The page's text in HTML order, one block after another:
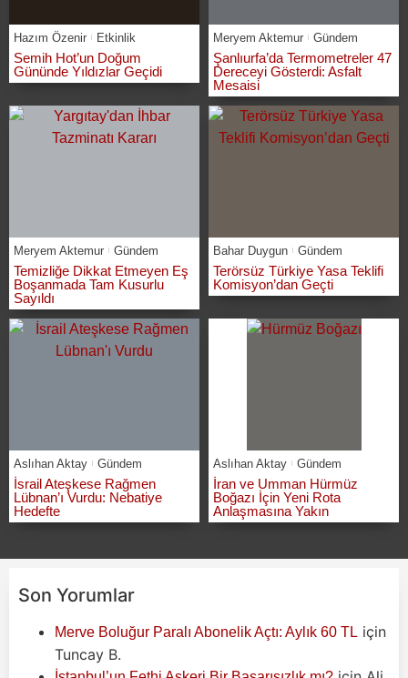
Hazım Özenir Etkinlik
Semih Hot’un Doğum
Gününde Yıldızlar Geçidi
Meryem Aktemur Gündem
Şanlıurfa’da Termometreler 47
Dereceyi Gösterdi: Asfalt
Mesaisi
Meryem Aktemur Gündem
Temizliğe Dikkat Etmeyen Eş
Boşanmada Tam Kusurlu
Sayıldı
Bahar Duygun Gündem
Terörsüz Türkiye Yasa Teklifi
Komisyon’dan Geçti
Aslıhan Aktay Gündem
İsrail Ateşkese Rağmen
Lübnan’ı Vurdu: Nebatiye
Hedefte
Aslıhan Aktay Gündem
İran ve Umman Hürmüz
Boğazı İçin Yeni Rota
Anlaşmasına Yakın
Son Yorumlar
Merve Boluğur Paralı Abonelik Açtı: Aylık 60 TL için
Tuncay B.